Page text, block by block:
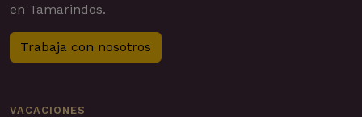
en Tamarindos.
Trabaja con nosotros
VACACIONES